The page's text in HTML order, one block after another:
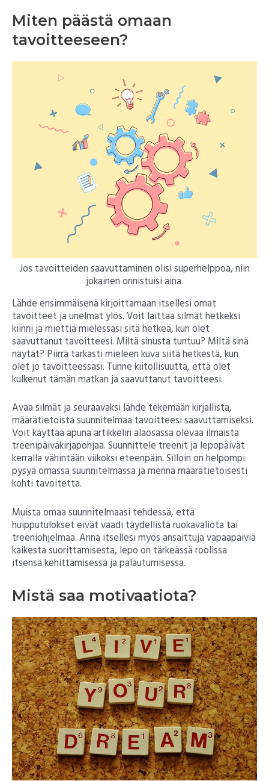
Miten päästä omaan
tavoitteeseen?
Jos tavoitteiden saavuttaminen olisi superhelppoa, niin
jokainen onnistuisi aina.
Lähde ensimmäisenä kirjoittamaan itsellesi omat
tavoitteet ja unelmat ylös. Voit laittaa silmät hetkeksi
kiinni ja miettiä mielessäsi sitä hetkeä, kun olet
saavuttanut tavoitteesi. Miltä sinusta tuntuu? Miltä sinä
näytät? Piirrä tarkasti mieleen kuva siitä hetkestä, kun
olet jo tavoitteessasi. Tunne kiitollisuutta, että olet
kulkenut tämän matkan ja saavuttanut tavoitteesi.
Avaa silmät ja seuraavaksi lähde tekemään kirjallista,
määrätietoista suunnitelmaa tavoitteesi saavuttamiseksi.
Voit käyttää apuna artikkelin alaosassa olevaa ilmaista
treenipäiväkirjapohjaa. Suunnittele treenit ja lepopäivät
kerralla vähintään viikoksi eteenpäin. Silloin on helpompi
pysyä omassa suunnitelmassa ja mennä määrätietoisesti
kohti tavoitetta.
Muista omaa suunnitelmaasi tehdessä, että
huipputulokset eivät vaadi täydellistä ruokavaliota tai
treeniohjelmaa. Anna itsellesi myös ansaittuja vapaapäiviä
kaikesta suorittamisesta, lepo on tärkeässä roolissa
itsensä kehittämisessä ja palautumisessa.
Mistä saa motivaatiota?